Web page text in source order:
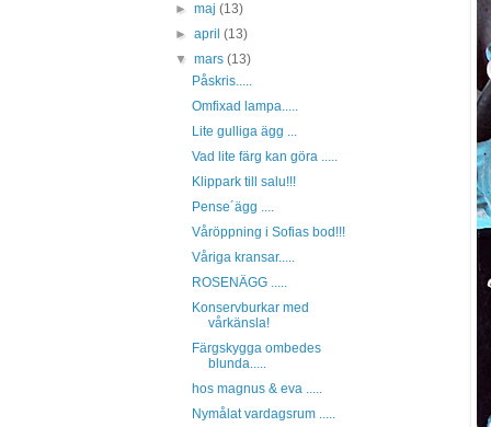
►maj(13)
►april(13)
▼mars(13)
Påskris.....
Omfixad lampa.....
Lite gulliga ägg ...
Vad lite färg kan göra .....
Klippark till salu!!!
Pense´ägg ....
Våröppning i Sofias bod!!!
Våriga kransar.....
ROSENÄGG .....
Konservburkar med
vårkänsla!
Färgskygga ombedes
blunda.....
hos magnus & eva .....
Nymålat vardagsrum .....